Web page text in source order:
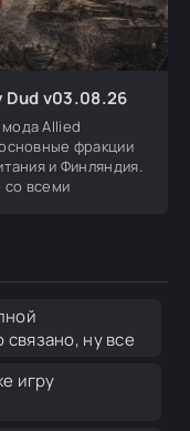
Dud v03.08.26
Allied
фракции
и Финляндия.
со всеми
ну все
игру